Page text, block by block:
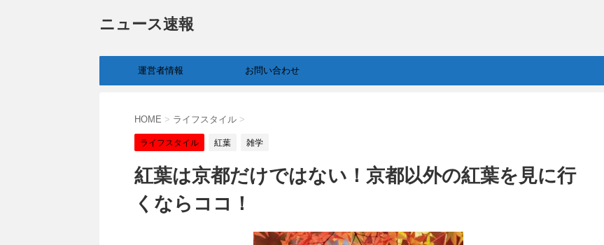
ニュース速報
運営者情報 お問い合わせ
HOME > ライフスタイル >
ライフスタイル 紅葉 雑学
紅葉は京都だけではない！京都以外の紅葉を見に行
くならココ！